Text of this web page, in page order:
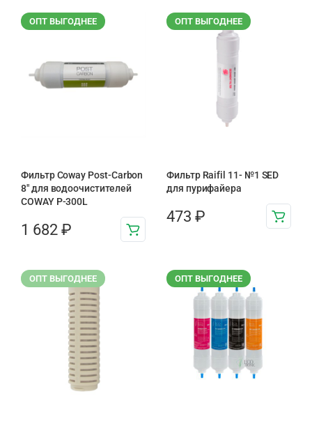
ОПТ ВЫГОДНЕЕ
Фильтр Coway Post-Carbon
8″ для водоочистителей
COWAY P-300L
1 682 ₽
ОПТ ВЫГОДНЕЕ
Фильтр Raifil 11- №1 SED
для пурифайера
473 ₽
ОПТ ВЫГОДНЕЕ ОПТ ВЫГОДНЕЕ